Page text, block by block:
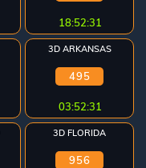
18:52:31
3D ARKANSAS
495
03:52:31
3D FLORIDA
956